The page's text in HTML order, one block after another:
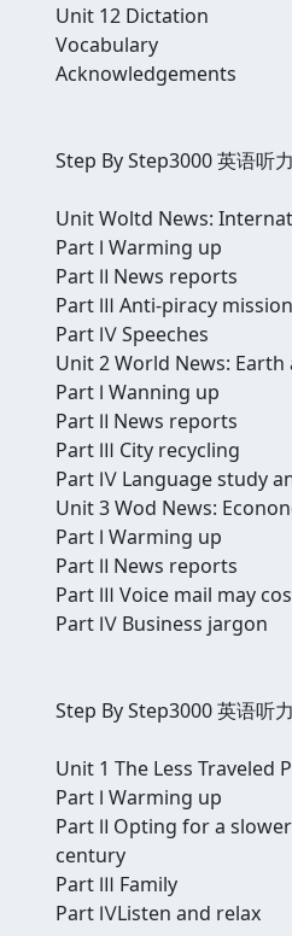
Unit 12 Dictation
Vocabulary
Acknowledgements
Step By Step3000 英语听
Unit Woltd News:
Part Ⅰ Warming up
Part Ⅱ News reports
Part Ⅲ Anti-piracy mission
Part Ⅳ Speeches
Unit 2 World News:
Part Ⅰ Wanning up
Part Ⅱ News reports
Part Ⅲ City recycling
Part Ⅳ Language study
Unit 3 Wod News:
Part Ⅰ Warming up
Part Ⅱ News reports
Part Ⅲ Voice mail may
Part Ⅳ Business jargon
Step By Step3000 英语听
Unit 1 The Less Traveled
Part Ⅰ Warming up
Part Ⅱ Opting for a
century
Part Ⅲ Family
Part ⅣListen and relax